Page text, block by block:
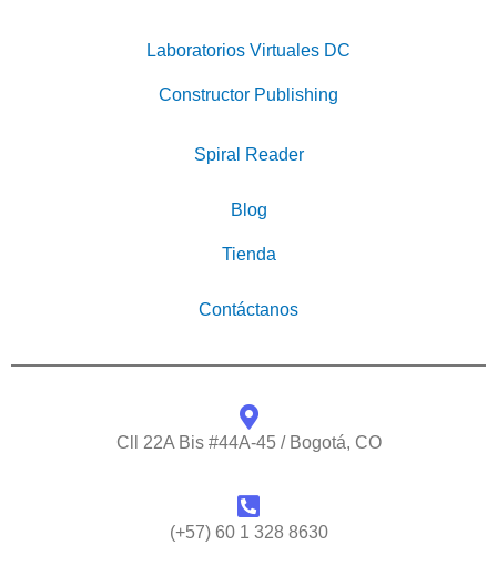
Laboratorios Virtuales DC
Constructor Publishing
Spiral Reader
Blog
Tienda
Contáctanos
Cll 22A Bis #44A-45 / Bogotá, CO
(+57) 60 1 328 8630